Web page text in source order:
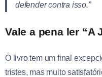
defender contra isso.”
Vale a pena ler “A
O livro tem um final
tristes, mas muito